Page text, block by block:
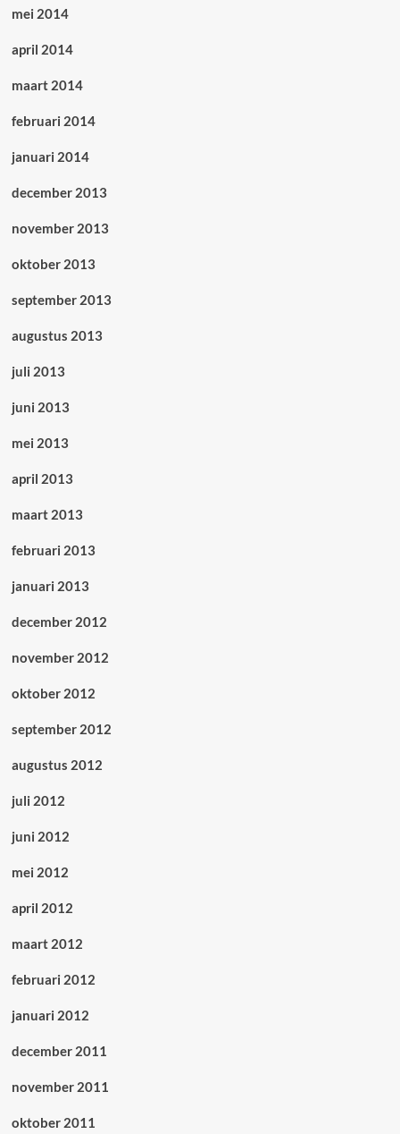
mei 2014
april 2014
maart 2014
februari 2014
januari 2014
december 2013
november 2013
oktober 2013
september 2013
augustus 2013
juli 2013
juni 2013
mei 2013
april 2013
maart 2013
februari 2013
januari 2013
december 2012
november 2012
oktober 2012
september 2012
augustus 2012
juli 2012
juni 2012
mei 2012
april 2012
maart 2012
februari 2012
januari 2012
december 2011
november 2011
oktober 2011